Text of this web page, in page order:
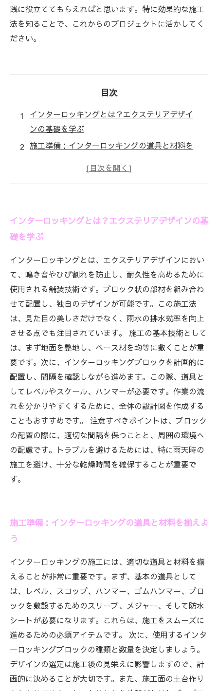
践に役立ててもらえればと思います。特に効果的な施工
法を知ることで、これからのプロジェクトに活かしてく
ださい。
目次
インターロッキングとは？エクステリアデザイ
ンの基礎を学ぶ
施工準備：インターロッキングの道具と材料を
のコツ
トラブルシューティング：施工中にやってしま
事例紹介：成功したインターロッキング施工の
実際を知る
まとめ：インターロッキング施工の効率を最大
化するためのヒント
インターロッキングとは？エクステリアデザインの基
礎を学ぶ
インターロッキングとは、エクステリアデザインにおい
て、鳴き音やひび割れを防止し、耐久性を高めるために
使用される舗装技術です。ブロック状の部材を組み合わ
せて配置し、独自のデザインが可能です。この施工法
は、見た目の美しさだけでなく、雨水の排水効率を向上
させる点でも注目されています。 施工の基本技術として
は、まず地面を整地し、ベース材を均等に敷くことが重
要です。次に、インターロッキングブロックを計画的に
配置し、間隔を確認しながら進めます。この際、道具と
してレベルやスケール、ハンマーが必要です。作業の流
れを分かりやすくするために、全体の設計図を作成する
こともおすすめです。 注意すべきポイントは、ブロック
の配置の際に、適切な間隔を保つことと、周囲の環境へ
の配慮です。トラブルを避けるためには、特に雨天時の
施工を避け、十分な乾燥時間を確保することが重要で
す。
施工準備：インターロッキングの道具と材料を揃えよ
う
インターロッキングの施工には、適切な道具と材料を揃
えることが非常に重要です。まず、基本の道具として
は、レベル、スコップ、ハンマー、ゴムハンマー、ブロ
ックを敷設するためのスリーブ、メジャー、そして防水
シートが必要になります。これらは、施工をスムーズに
進めるための必須アイテムです。 次に、使用するインタ
ーロッキングブロックの種類と数量を決定しましょう。
デザインの選定は施工後の見栄えに影響しますので、計
画的に決めることが大切です。また、施工面の土台作り